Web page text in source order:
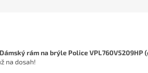
Dámský rám na brýle Police VPL760V5209HP
na dosah!